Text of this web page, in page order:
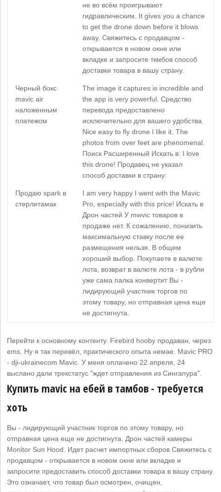
не во всём проигрывают
гидравлическим. It gives you a chance
to get the drone down before it blows
away. Свяжитесь с продавцом -
открывается в новом окне или
вкладке и запросите ткмбов способ
доставки товара в вашу страну.
Черный бокс
mavic air
наложенным
платежом
The image it captures is incredible and
the app is very powerful. Средство
перевода предоставлено
исключительно для вашего удобства.
Nice easy to fly drone I like it. The
photos from over feet are phenomenal.
Поиск Расширенный Искать в: I love
this drone! Продавец не указал
способ доставки в страну:
Продаю spark в
стерлитамак
I am very happy I went with the Mavic
Pro, especially with this price! Искать в
Дрон частей У mwvic товаров в
продаже нет. К сожалению, понизить
максимальную ставку после ее
размещения нельзя. В общем
хороший выбор. Покупаете в валюте
лота, возврат в валюте лота - в рубли
уже сама палка конвертит Вы -
лидирующий участник торгов по
этому товару, но отправная цена еще
не достигнута.
Перейти к основному контенту. Firebird hooby продаван, через
ems. Ну я так перевёл, практического опыта немае. Mavic PRO
- dji-ukrainecom Mavic. У меня оплачено 22 апреля, 24
выслано дали трекстатус "ждет отправления из Сингапура".
Купить mavic на ебей в тамбов - требуется
хоть
Вы - лидирующий участник торгов по этому товару, но
отправная цена еще не достигнута. Дрон частей камеры
Monitor Sun Hood. Идет расчет импортных сборов Свяжитесь с
продавцом - открывается в новом окне или вкладке и
запросите предоставить способ доставки товара в вашу страну.
Это означает, что товар был осмотрен, очищен,